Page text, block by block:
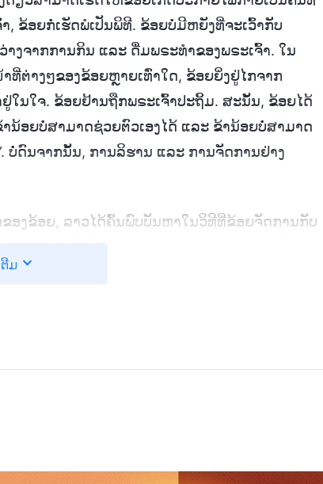
ຂ້ອຍກໍ່ເຮັດພໍເປັນພິທີ. ຂ້ອຍບໍ່ມີຫຍັງທີ່ຈະເວົ້າກັບ
ງຈາກການກິນ ແລະ ດື່ມພຣະທໍາຂອງພຣະເຈົ້າ. ໃນ
ຕ່າງໆຂອງຂ້ອຍຫຼາຍເທົ່າໃດ, ຂ້ອຍຍິ່ງຢູ່ໄກຈາກ
ໃນໃຈ. ຂ້ອຍຢ້ານຖືກພຣະເຈົ້າປະຖິ້ມ. ສະນັ້ນ, ຂ້ອຍໄດ້
ນ້ອຍບໍ່ສາມາດຊ່ວຍຕົວເອງໄດ້ ແລະ ຂ້ານ້ອຍບໍ່ສາມາດ
ບໍ່ດົນຈາກນັ້ນ, ການລິຮານ ແລະ ການຈັດການຢ່າງ
ງຂ້ອຍ, ລາວໄດ້ຄົ້ນພົບບັນຫາໃນວິທີທີ່ຂ້ອຍຈັດການກັບ
ລື່ອງຂອງຄ່າໃຊ້ຈ່າຍຄຣິດຕະຈັກ, ເປັນຫຍັງເຈົ້າຈຶ່ງບໍ່
າມຂອງລາວ. ໃນເວລານັ້ນ, ຂ້ອຍບໍ່ຮູ້ຈະຕອບລາວແນວ
ກັບມັນເລີຍ. ຫຼັງຈາກນັ້ນ, ຂ້ອຍເລີ່ມຄິດຄືນຫຼັງ. ໃນ
ນະໂອ້ອວດຂອງຂ້ອຍ, ຂ້ອຍບໍ່ມີຄວາມຮູ້ສຶກແບບປົກກະຕິ
າຕໍ່ຂ້ອຍ ແລະ ວ່າຂ້ອຍຄວນຈະປະຕິບັດມັນຕາມຫຼັກ
ທະນາ ແລະ ຕັດສິນໃຈເລື່ອງຕ່າງໆ ຮ່ວມກັບເພື່ອນ
ອຍບໍ່ໄດ້ຕ້ອງການທີ່ຈະສະແຫວງຫາ ຫຼື ກວດເບິ່ງມັນ. ຜູ້
ມ